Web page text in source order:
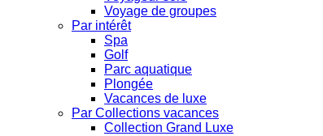
Voyage de groupes
Par intérêt
Spa
Golf
Parc aquatique
Plongée
Vacances de luxe
Par Collections vacances
Collection Grand Luxe